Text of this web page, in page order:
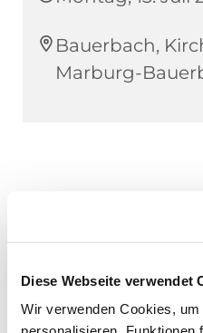
Diese Webseite verwendet
Wir verwenden Cookies,
Bauerbach,
Marburg-